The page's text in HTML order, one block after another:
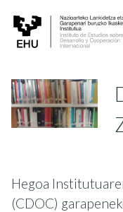
Hegoa
(CDOC)